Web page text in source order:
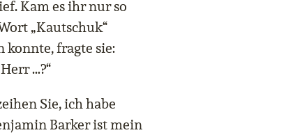
Kam es ihr nur so
„Kautschuk“
konnte, fragte sie:
…?“
Sie, ich habe
Barker ist mein